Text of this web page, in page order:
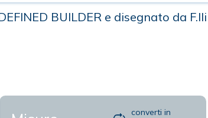
BUILDER e disegnato da
converti in